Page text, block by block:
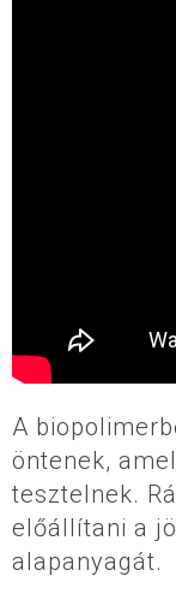
A
öntenek,
tesztelnek.
előállítani a
alapanyagát.